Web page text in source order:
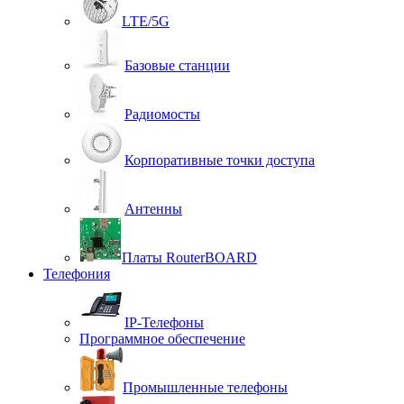
LTE/5G
Базовые станции
Радиомосты
Корпоративные точки доступа
Антенны
Платы RouterBOARD
Телефония
IP-Телефоны
Программное обеспечение
Промышленные телефоны